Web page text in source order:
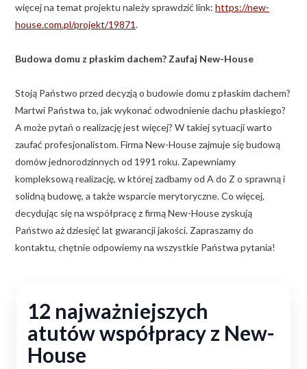
więcej na temat projektu należy sprawdzić link: https://new-
house.com.pl/projekt/19871.
Budowa domu z płaskim dachem? Zaufaj New-House
Stoją Państwo przed decyzją o budowie domu z płaskim dachem?
Martwi Państwa to, jak wykonać odwodnienie dachu płaskiego?
A może pytań o realizację jest więcej? W takiej sytuacji warto
zaufać profesjonalistom. Firma New-House zajmuje się budową
domów jednorodzinnych od 1991 roku. Zapewniamy
kompleksową realizację, w której zadbamy od A do Z o sprawną i
solidną budowę, a także wsparcie merytoryczne. Co więcej,
decydując się na współpracę z firmą New-House zyskują
Państwo aż dziesięć lat gwarancji jakości. Zapraszamy do
kontaktu, chętnie odpowiemy na wszystkie Państwa pytania!
12 najważniejszych
atutów współpracy z New-
House